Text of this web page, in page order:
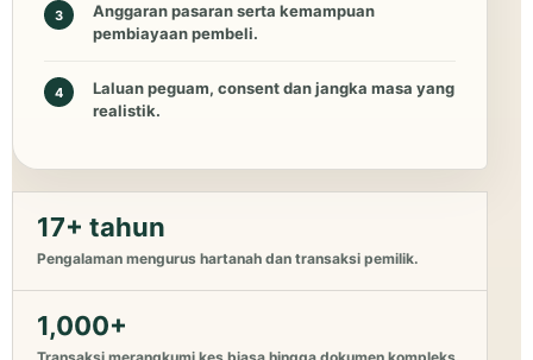
3
Anggaran pasaran serta kemampuan
pembiayaan pembeli.
4
Laluan peguam, consent dan jangka masa yang
realistik.
17+ tahun
Pengalaman mengurus hartanah dan transaksi pemilik.
1,000+